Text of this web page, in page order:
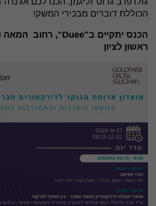
הכוללת דוברים מבכירי המשק!
ראשון לציון